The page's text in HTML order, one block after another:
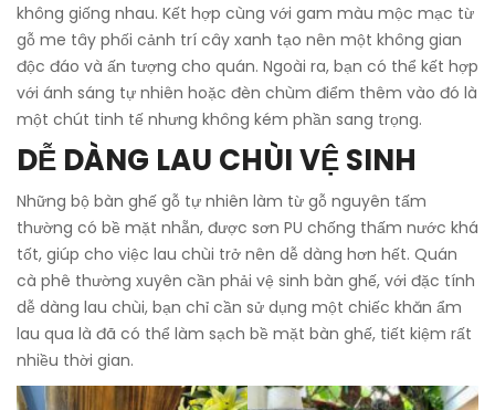
không giống nhau. Kết hợp cùng với gam màu mộc mạc từ
gỗ me tây phối cảnh trí cây xanh tạo nên một không gian
độc đáo và ấn tượng cho quán. Ngoài ra, bạn có thể kết hợp
với ánh sáng tự nhiên hoặc đèn chùm điểm thêm vào đó là
một chút tinh tế nhưng không kém phần sang trọng.
DỄ DÀNG LAU CHÙI VỆ SINH
Những bộ bàn ghế gỗ tự nhiên làm từ gỗ nguyên tấm
thường có bề mặt nhẵn, được sơn PU chống thấm nước khá
tốt, giúp cho việc lau chùi trở nên dễ dàng hơn hết. Quán
cà phê thường xuyên cần phải vệ sinh bàn ghế, với đặc tính
dễ dàng lau chùi, bạn chỉ cần sử dụng một chiếc khăn ẩm
lau qua là đã có thể làm sạch bề mặt bàn ghế, tiết kiệm rất
nhiều thời gian.